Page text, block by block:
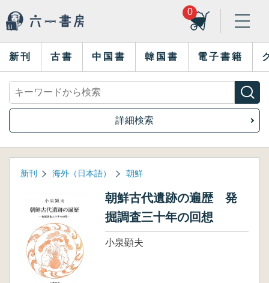
0
新刊 古書 中国書 韓国書 電子書籍
詳細検索
新刊 海外（日本語） 朝鮮
朝鮮古代遺跡の遍歴 発
掘調査三十年の回想
小泉顕夫